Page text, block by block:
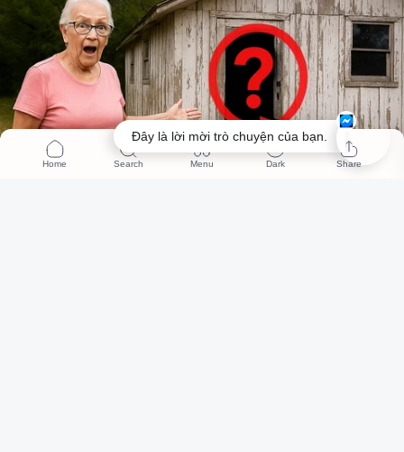
Đây là lời mời trò chuyện của bạn.